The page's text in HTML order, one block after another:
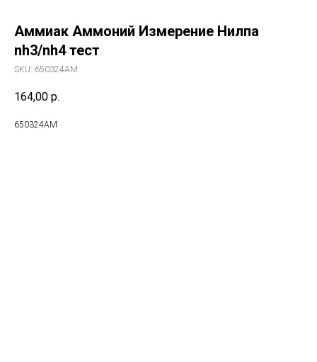
Аммиак Аммоний Измерение Нилпа
nh3/nh4 тест
SKU: 650324AM
164,00 р.
650324AM